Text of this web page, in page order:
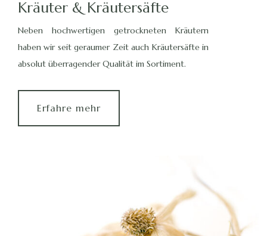
Kräuter & Kräutersäfte
Neben hochwertigen getrockneten Kräutern
haben wir seit geraumer Zeit auch Kräutersäfte in
absolut überragender Qualität im Sortiment.
Erfahre mehr